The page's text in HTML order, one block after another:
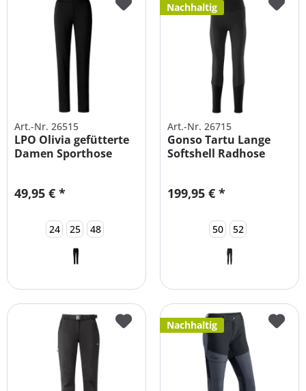
Art.-Nr. 26515
LPO Olivia gefütterte
Damen Sporthose
49,95 € *
24 25 48
Nachhaltig
Art.-Nr. 26715
Gonso Tartu Lange
Softshell Radhose
199,95 € *
50 52
Nachhaltig